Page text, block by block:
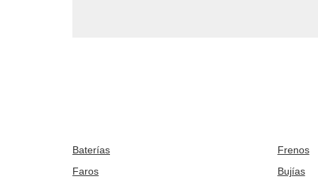
Baterías
Frenos
Faros
Bujías